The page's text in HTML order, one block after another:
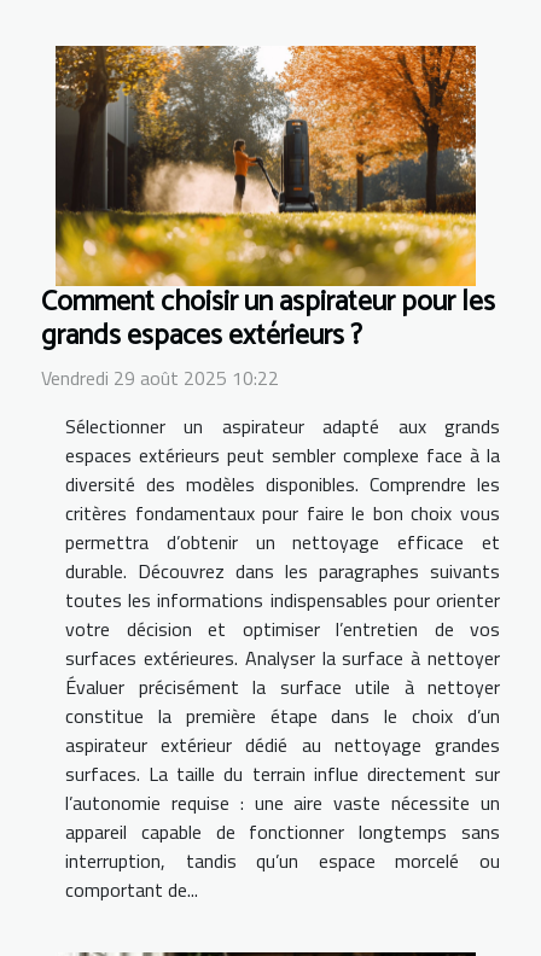
Comment choisir un aspirateur pour les
grands espaces extérieurs ?
Vendredi 29 août 2025 10:22
Sélectionner un aspirateur adapté aux grands
espaces extérieurs peut sembler complexe face à la
diversité des modèles disponibles. Comprendre les
critères fondamentaux pour faire le bon choix vous
permettra d’obtenir un nettoyage efficace et
durable. Découvrez dans les paragraphes suivants
toutes les informations indispensables pour orienter
votre décision et optimiser l’entretien de vos
surfaces extérieures. Analyser la surface à nettoyer
Évaluer précisément la surface utile à nettoyer
constitue la première étape dans le choix d’un
aspirateur extérieur dédié au nettoyage grandes
surfaces. La taille du terrain influe directement sur
l’autonomie requise : une aire vaste nécessite un
appareil capable de fonctionner longtemps sans
interruption, tandis qu’un espace morcelé ou
comportant de...